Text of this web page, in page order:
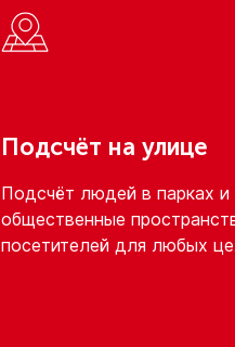
Подсчёт на улице
Подсчёт людей в парках и
общественные
посетителей для любых